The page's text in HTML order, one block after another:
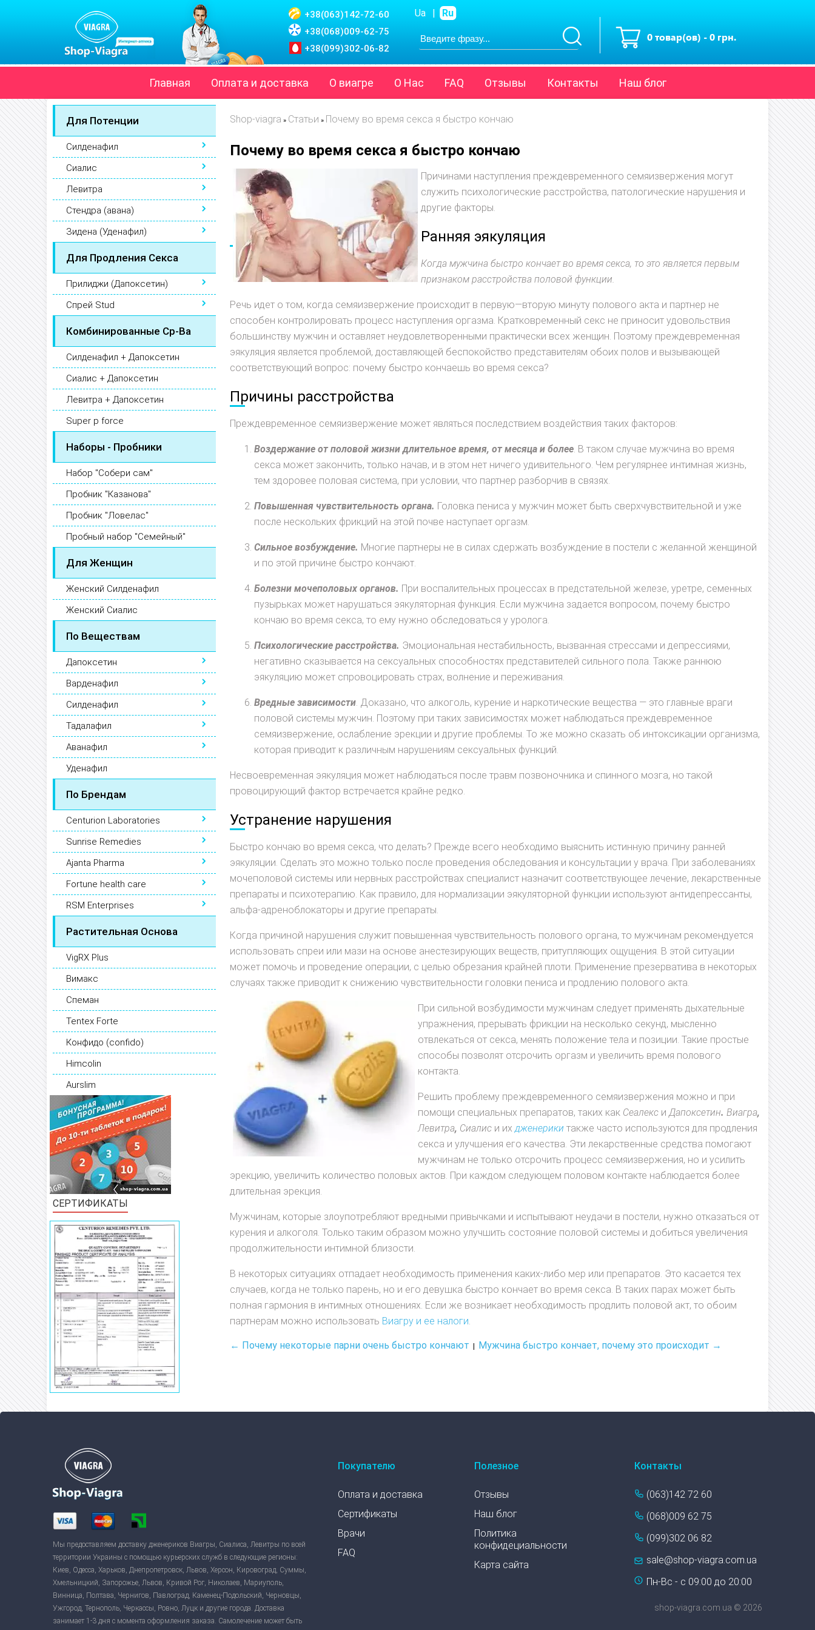
+38(063)142-72-60
+38(068)009-62-75
+38(099)302-06-82
0 товар(ов) - 0 грн.
Главная Оплата и доставка О виагре О Нас FAQ Отзывы Контакты Наш блог
Ua | Ru
Для Потенции
Силденафил
Сиалис
Левитра
Стендра (авана)
Зидена (Уденафил)
Для Продления Секса
Прилиджи (Дапоксетин)
Спрей Stud
Комбинированные Ср-Ва
Силденафил + Дапоксетин
Сиалис + Дапоксетин
Левитра + Дапоксетин
Super p force
Наборы - Пробники
Набор "Собери сам"
Пробник "Казанова"
Пробник "Ловелас"
Пробный набор "Семейный"
Для Женщин
Женский Силденафил
Женский Сиалис
По Веществам
Дапоксетин
Варденафил
Силденафил
Тадалафил
Аванафил
Уденафил
По Брендам
Centurion Laboratories
Sunrise Remedies
Ajanta Pharma
Fortune health care
RSM Enterprises
Растительная Основа
VigRX Plus
Вимакс
Спеман
Tentex Forte
Конфидо (confido)
Himcolin
Aurslim
СЕРТИФИКАТЫ
Shop-viagra » Статьи » Почему во время секса я быстро кончаю
Почему во время секса я быстро кончаю
Причинами наступления преждевременного семяизвержения могут
служить психологические расстройства, патологические нарушения и
другие факторы.
Ранняя эякуляция
Когда мужчина быстро кончает во время секса, то это является первым
признаком расстройства половой функции.
Речь идет о том, когда семяизвержение происходит в первую—вторую минуту полового акта и партнер не
способен контролировать процесс наступления оргазма. Кратковременный секс не приносит удовольствия
большинству мужчин и оставляет неудовлетворенными практически всех женщин. Поэтому преждевременная
эякуляция является проблемой, доставляющей беспокойство представителям обоих полов и вызывающей
соответствующий вопрос: почему быстро кончаешь во время секса?
Причины расстройства
Преждевременное семяизвержение может являться последствием воздействия таких факторов:
Воздержание от половой жизни длительное время, от месяца и более. В таком случае мужчина во время
секса может закончить, только начав, и в этом нет ничего удивительного. Чем регулярнее интимная жизнь,
тем здоровее половая система, при условии, что партнер разборчив в связях.
Повышенная чувствительность органа. Головка пениса у мужчин может быть сверхчувствительной и уже
после нескольких фрикций на этой почве наступает оргазм.
Сильное возбуждение. Многие партнеры не в силах сдержать возбуждение в постели с желанной женщиной
и по этой причине быстро кончают.
Болезни мочеполовых органов. При воспалительных процессах в предстательной железе, уретре, семенных
пузырьках может нарушаться эякуляторная функция. Если мужчина задается вопросом, почему быстро
кончаю во время секса, то ему нужно обследоваться у уролога.
Психологические расстройства. Эмоциональная нестабильность, вызванная стрессами и депрессиями,
негативно сказывается на сексуальных способностях представителей сильного пола. Также раннюю
эякуляцию может спровоцировать страх, волнение и переживания.
Вредные зависимости. Доказано, что алкоголь, курение и наркотические вещества — это главные враги
половой системы мужчин. Поэтому при таких зависимостях может наблюдаться преждевременное
семяизвержение, ослабление эрекции и другие проблемы. То же можно сказать об интоксикации организма,
которая приводит к различным нарушениям сексуальных функций.
Несвоевременная эякуляция может наблюдаться после травм позвоночника и спинного мозга, но такой
провоцирующий фактор встречается крайне редко.
Устранение нарушения
Быстро кончаю во время секса, что делать? Прежде всего необходимо выяснить истинную причину ранней
эякуляции. Сделать это можно только после проведения обследования и консультации у врача. При заболеваниях
мочеполовой системы или нервных расстройствах специалист назначит соответствующее лечение, лекарственные
препараты и психотерапию. Как правило, для нормализации эякуляторной функции используют антидепрессанты,
альфа-адреноблокаторы и другие препараты.
Когда причиной нарушения служит повышенная чувствительность полового органа, то мужчинам рекомендуется
использовать спреи или мази на основе анестезирующих веществ, притупляющих ощущения. В этой ситуации
может помочь и проведение операции, с целью обрезания крайней плоти. Применение презерватива в некоторых
случаях также приводит к снижению чувствительности головки пениса и продлению полового акта.
При сильной возбудимости мужчинам следует применять дыхательные
упражнения, прерывать фрикции на несколько секунд, мысленно
отвлекаться от секса, менять положение тела и позиции. Такие простые
способы позволят отсрочить оргазм и увеличить время полового
контакта.
Решить проблему преждевременного семяизвержения можно и при
помощи специальных препаратов, таких как Сеалекс иДапоксетин. Виагра,
Левитра, Сиалис и ихдженерики также часто используются для продления
секса и улучшения его качества. Эти лекарственные средства помогают
мужчинам не только отсрочить процесс семяизвержения, но и усилить
эрекцию, увеличить количество половых актов. При каждом следующем половом контакте наблюдается более
длительная эрекция.
Мужчинам, которые злоупотребляют вредными привычками и испытывают неудачи в постели, нужно отказаться от
курения и алкоголя. Только таким образом можно улучшить состояние половой системы и добиться увеличения
продолжительности интимной близости.
В некоторых ситуациях отпадает необходимость применения каких-либо мер или препаратов. Это касается тех
случаев, когда не только парень, но и его девушка быстро кончает во время секса. В таких парах может быть
полная гармония в интимных отношениях. Если же возникает необходимость продлить половой акт, то обоим
партнерам можно использовать Виагру и ее налоги.
← Почему некоторые парни очень быстро кончают Мужчина быстро кончает, почему это происходит →
Мы предоставляем доставку дженериков Виагры, Сиалиса, Левитры по всей
территории Украины с помощью курьерских служб в следующие регионы:
Киев, Одесса, Харьков, Днепропетровск, Львов, Херсон, Кировоград, Суммы,
Хмельницкий, Запорожье, Львов, Кривой Рог, Николаев, Мариуполь,
Винница, Полтава, Чернигов, Павлоград, Каменец-Подольский, Черновцы,
Ужгород, Тернополь, Черкассы, Ровно, Луцк и другие города. Доставка
занимает 1-3 дня с момента оформления заказа. Самолечение может быть
Покупателю
Оплата и доставка
Сертификаты
Врачи
FAQ
Полезное
Отзывы
Наш блог
Политика
конфидециальности
Карта сайта
Контакты
(063)142 72 60
(068)009 62 75
(099)302 06 82
sale@shop-viagra.com.ua
Пн-Вс - с 09:00 до 20:00
shop-viagra.com.ua © 2026